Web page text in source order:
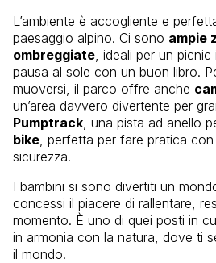
L’ambiente è accogliente e
paesaggio alpino. Ci sono ampie
ombreggiate , ideali per un
pausa al sole con un buon libro.
muoversi, il parco offre anche
un’area davvero divertente per
Pumptrack , una pista ad anello
bike , perfetta per fare pratica
sicurezza.
I bambini si sono divertiti un
concessi il piacere di rallentare,
momento. È uno di quei posti in
in armonia con la natura, dove ti
il mondo.